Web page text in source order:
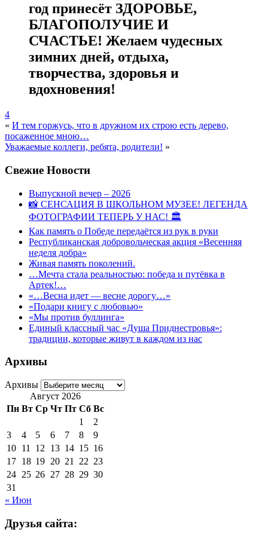
год принесёт ЗДОРОВЬЕ,
БЛАГОПОЛУЧИЕ И
СЧАСТЬЕ! Желаем чудесных
зимних дней, отдыха,
творчества, здоровья и
вдохновения!
4
« И тем горжусь, что в дружном их строю есть дерево,
посаженное мною…
Уважаемые коллеги, ребята, родители! »
Свежие Новости
Выпускной вечер – 2026
📸 СЕНСАЦИЯ В ШКОЛЬНОМ МУЗЕЕ! ЛЕГЕНДА
ФОТОГРАФИИ ТЕПЕРЬ У НАС! 🏛
Как память о Победе передаётся из рук в руки
Республиканская добровольческая акция «Весенняя
неделя добра»
Живая память поколений.
…Мечта стала реальностью: победа и путёвка в
Артек!…
«…Весна идет — весне дорогу…»
«Подари книгу с любовью»
«Мы против буллинга»
Единый классный час «Душа Приднестровья»:
традиции, которые живут в каждом из нас
Архивы
Архивы
Август 2026
Пн Вт Ср Чт Пт Сб Вс
1
2
3
4 5 6 7 8
9
10 11 12 13 14 15 16
17 18 19 20 21 22 23
24 25 26 27 28 29 30
31
« Июн
Друзья сайта: